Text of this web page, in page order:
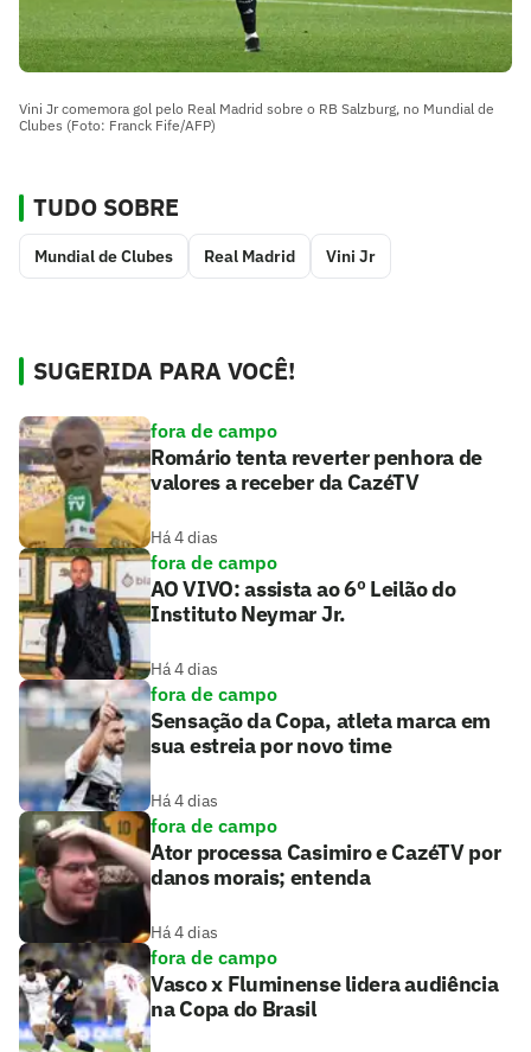
Vini Jr comemora gol pelo Real Madrid sobre o RB Salzburg, no Mundial de
Clubes (Foto: Franck Fife/AFP)
TUDO SOBRE
Mundial de Clubes Real Madrid Vini Jr
SUGERIDA PARA VOCÊ!
fora de campo
Romário tenta reverter penhora de
valores a receber da CazéTV
Há 4 dias
fora de campo
AO VIVO: assista ao 6º Leilão do
Instituto Neymar Jr.
Há 4 dias
fora de campo
Sensação da Copa, atleta marca em
sua estreia por novo time
Há 4 dias
fora de campo
Ator processa Casimiro e CazéTV por
danos morais; entenda
Há 4 dias
fora de campo
Vasco x Fluminense lidera audiência
na Copa do Brasil